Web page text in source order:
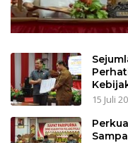
15 Juli